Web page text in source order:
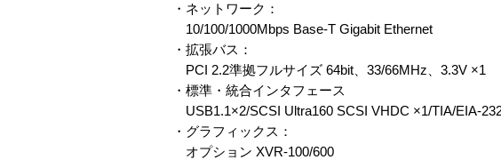
・ネットワーク：
10/100/1000Mbps Base-T Gigabit Ethernet
・拡張バス：
PCI 2.2準拠フルサイズ 64bit、33/66MHz、3.3V ×1
・標準・統合インタフェース
USB1.1×2/SCSI Ultra160 SCSI VHDC ×1/TIA/EIA-
・グラフィックス：
オプション XVR-100/600